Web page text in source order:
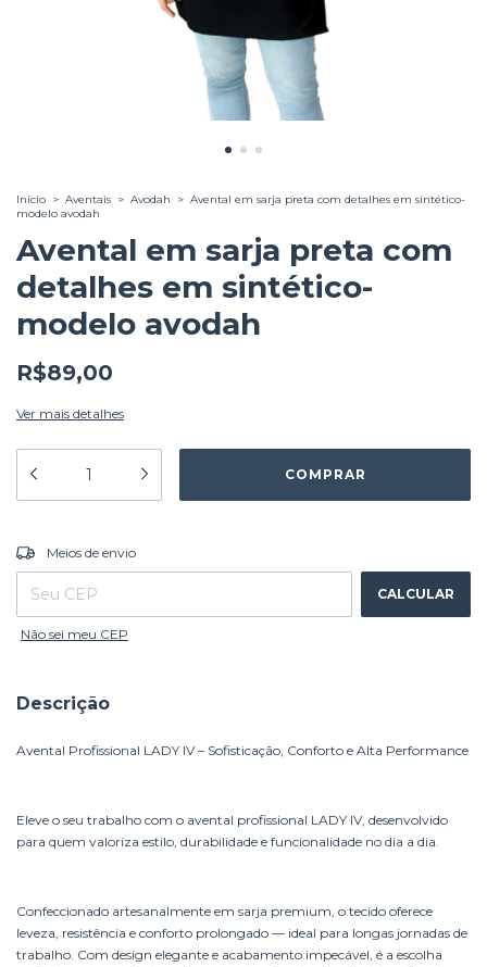
Início > Aventais > Avodah > Avental em sarja preta com detalhes em sintético-
modelo avodah
Avental em sarja preta com
detalhes em sintético-
modelo avodah
R$89,00
Ver mais detalhes
Entregas para o CEP:
Meios de envio
CALCULAR
Não sei meu CEP
Descrição
Avental Profissional LADY IV – Sofisticação, Conforto e Alta Performance
Eleve o seu trabalho com o avental profissional LADY IV, desenvolvido
para quem valoriza estilo, durabilidade e funcionalidade no dia a dia.
Confeccionado artesanalmente em sarja premium, o tecido oferece
leveza, resistência e conforto prolongado — ideal para longas jornadas de
trabalho. Com design elegante e acabamento impecável, é a escolha